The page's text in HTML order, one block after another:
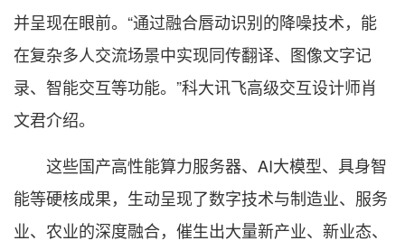
并呈现在眼前。“通过融合唇动识别的降噪技术，能
在复杂多人交流场景中实现同传翻译、图像文字记
录、智能交互等功能。”科大讯飞高级交互设计师肖
文君介绍。
这些国产高性能算力服务器、AI大模型、具身智
能等硬核成果，生动呈现了数字技术与制造业、服务
业、农业的深度融合，催生出大量新产业、新业态、